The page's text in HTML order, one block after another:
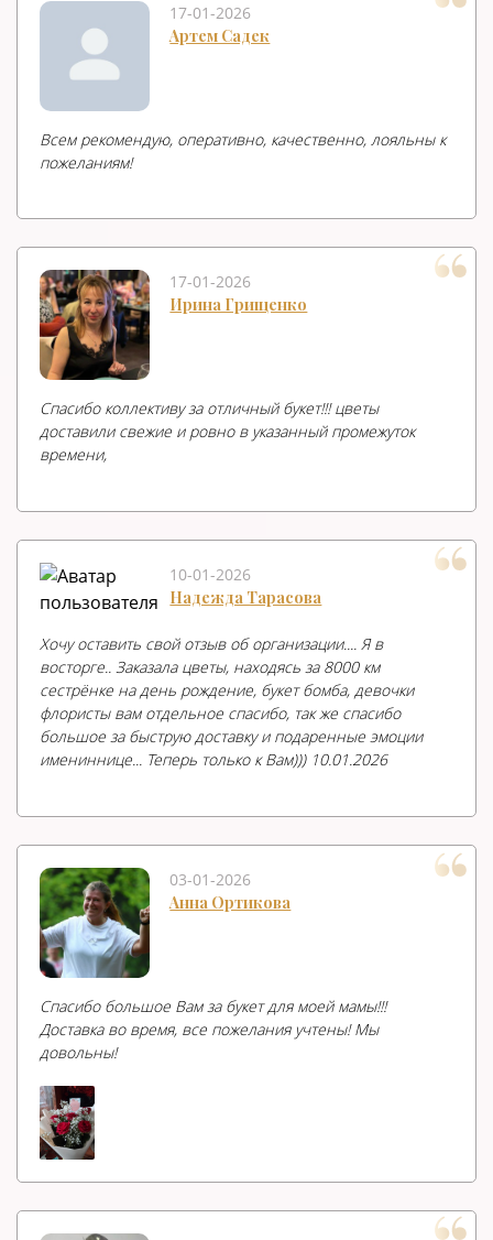
17-01-2026
Артем Садек
Всем рекомендую, оперативно, качественно, лояльны к
пожеланиям!
17-01-2026
Ирина Грищенко
Спасибо коллективу за отличный букет!!! цветы
доставили свежие и ровно в указанный промежуток
времени,
10-01-2026
Надежда Тарасова
Хочу оставить свой отзыв об организации.... Я в
восторге.. Заказала цветы, находясь за 8000 км
сестрёнке на день рождение, букет бомба, девочки
флористы вам отдельное спасибо, так же спасибо
большое за быструю доставку и подаренные эмоции
имениннице... Теперь только к Вам))) 10.01.2026
03-01-2026
Анна Ортикова
Спасибо большое Вам за букет для моей мамы!!!
Доставка во время, все пожелания учтены! Мы
довольны!